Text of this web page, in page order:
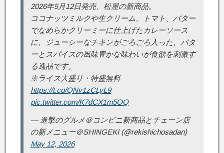
2026年5月12日発売、松屋の新商品。
ココナッツミルクや生クリーム、トマト、バター
でなめらかクリーミーに仕上げたカレーソース
に、ジューシーなチキンがごろごろ入った、バタ
ーとスパイスの風味豊かな味わいが食欲を刺激す
る逸品です。
※ライス大盛り・特盛無料
https://t.co/QNv1zCLyL9
pic.twitter.com/K7dCX1m5OQ
— 進撃のグルメ＠コンビニ新商品とチェーン店
の新メニュー＠SHINGEKI (@rekishichosadan)
May 12, 2026